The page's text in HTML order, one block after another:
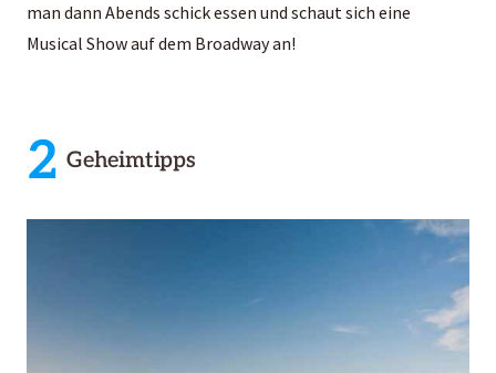
man dann Abends schick essen und schaut sich eine
Musical Show auf dem Broadway an!
2 Geheimtipps